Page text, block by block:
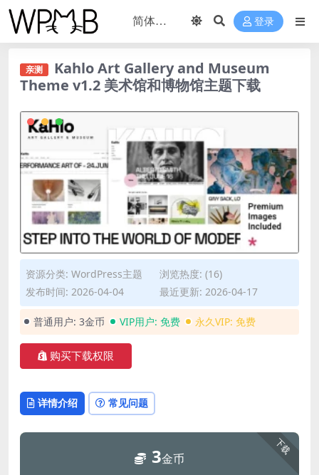
登录
亲测
Kahlo Art Gallery and Museum
Theme v1.2 美术馆和博物馆主题下载
资源分类: WordPress主题
浏览热度: (16)
发布时间: 2026-04-04
最近更新: 2026-04-17
普通用户: 3金币 VIP用户: 免费 永久VIP: 免费
购买下载权限
详情介绍 常见问题
下载
3金币